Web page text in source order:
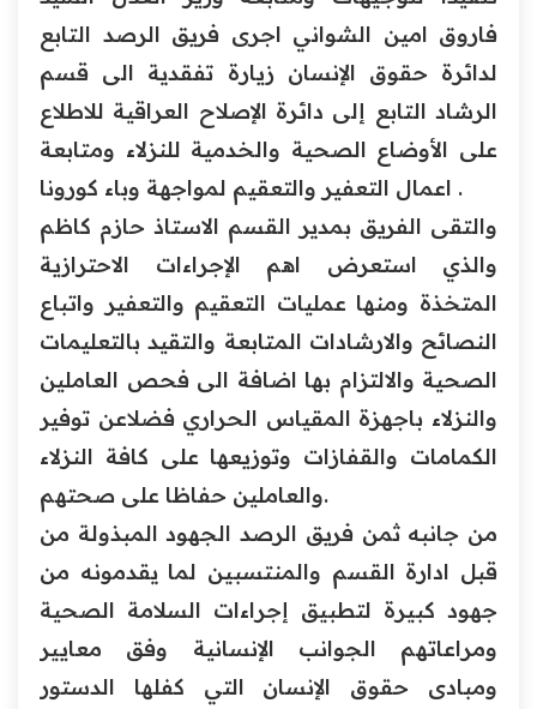
فاروق امين الشواني اجرى فريق الرصد التابع
لدائرة حقوق الإنسان زيارة تفقدية الى قسم
الرشاد التابع إلى دائرة الإصلاح العراقية للاطلاع
على الأوضاع الصحية والخدمية للنزلاء ومتابعة
اعمال التعفير والتعقيم لمواجهة وباء كورونا .
والتقى الفريق بمدير القسم الاستاذ حازم كاظم
والذي استعرض اهم الإجراءات الاحترازية
المتخذة ومنها عمليات التعقيم والتعفير واتباع
النصائح والارشادات المتابعة والتقيد بالتعليمات
الصحية والالتزام بها اضافة الى فحص العاملين
والنزلاء باجهزة المقياس الحراري فضلاعن توفير
الكمامات والقفازات وتوزيعها على كافة النزلاء
والعاملين حفاظا على صحتهم.
من جانبه ثمن فريق الرصد الجهود المبذولة من
قبل ادارة القسم والمنتسبين لما يقدمونه من
جهود كبيرة لتطبيق إجراءات السلامة الصحية
ومراعاتهم الجوانب الإنسانية وفق معايير
ومبادى حقوق الإنسان التي كفلها الدستور